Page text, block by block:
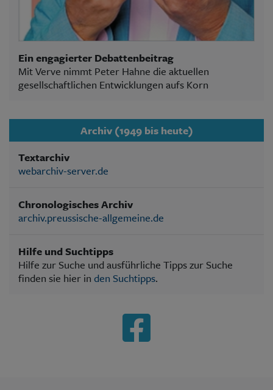
Ein engagierter Debattenbeitrag
Mit Verve nimmt Peter Hahne die aktuellen
gesellschaftlichen Entwicklungen aufs Korn
Archiv (1949 bis heute)
Textarchiv
webarchiv-server.de
Chronologisches Archiv
archiv.preussische-allgemeine.de
Hilfe und Suchtipps
Hilfe zur Suche und ausführliche Tipps zur Suche
finden sie hier in den Suchtipps.